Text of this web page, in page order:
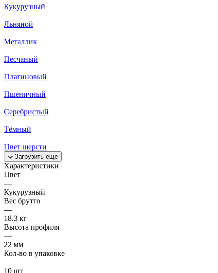
Кукурузный
Льняной
Металлик
Песчаный
Платиновый
Пшеничный
Серебристый
Тёмный
Цвет шерсти
Загрузить еще
Характеристики
Цвет
—
Кукурузный
Вес брутто
—
18.3 кг
Высота профиля
—
22 мм
Кол-во в упаковке
—
10 шт